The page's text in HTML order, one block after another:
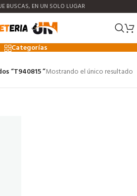
BUSCAS, EN UN SOLO LUGAR
Categorías
“T940815 ”Mostrando el único resultado